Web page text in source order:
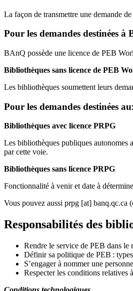
La façon de transmettre une demande
Pour les demandes destinées à
BAnQ possède une licence de PEB
Bibliothèques sans licence de PEB
Les bibliothèques soumettent leurs
Pour les demandes destinées
Bibliothèques avec licence PRPG
Les bibliothèques publiques autonomes
par cette voie.
Bibliothèques sans licence PRPG
Fonctionnalité à venir et date à
Vous pouvez aussi prpg [at] banq.qc.ca
Responsabilités des
Rendre le service de PEB dans le
Définir sa politique de PEB :
S’engager à nommer une
Respecter les conditions relatives